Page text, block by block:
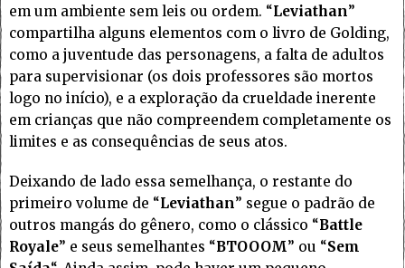
em um ambiente sem leis ou ordem. “Leviathan”
compartilha alguns elementos com o livro de Golding,
como a juventude das personagens, a falta de adultos
para supervisionar (os dois professores são mortos
logo no início), e a exploração da crueldade inerente
em crianças que não compreendem completamente os
limites e as consequências de seus atos.
Deixando de lado essa semelhança, o restante do
primeiro volume de “Leviathan” segue o padrão de
outros mangás do gênero, como o clássico “Battle
Royale” e seus semelhantes “BTOOOM” ou “Sem